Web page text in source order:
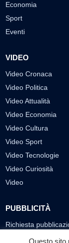
Economia
Sport
Eventi
VIDEO
Video Cronaca
Video Politica
Video Attualità
Video Economia
Video Cultura
Video Sport
Video Tecnologie
Video Curiosità
Video
PUBBLICITÀ
Richiesta